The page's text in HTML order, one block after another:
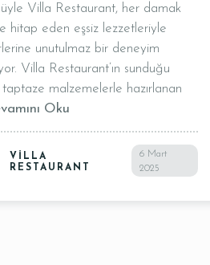
Villa Restaurant, her damak
hitap eden eşsiz lezzetleriyle
unutulmaz bir deneyim
Villa Restaurant’ın sunduğu
taptaze malzemelerle hazırlanan
Oku
VILLA
RESTAURANT
6 Mart
2025